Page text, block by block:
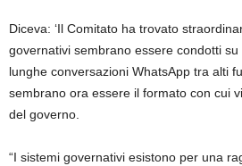
Diceva: ‘Il Comitato ha trovato
governativi sembrano essere condotti
lunghe conversazioni WhatsApp tra alti
sembrano ora essere il formato con cui
del governo.
“I sistemi governativi esistono per una